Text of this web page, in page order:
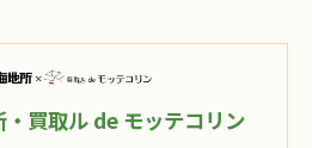
買取ル de モッテコリン